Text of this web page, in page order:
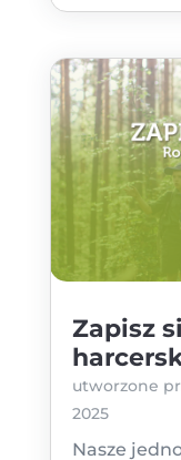
Zapisz
utworzone
2025
Nasze